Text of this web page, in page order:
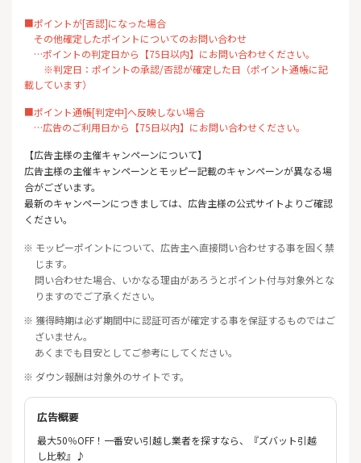
■ポイントが[否認]になった場合
その他確定したポイントについてのお問い合わせ
…ポイントの判定日から【75日以内】にお問い合わせください。
※判定日：ポイントの承認/否認が確定した日（ポイント通帳に記
載しています）
■ポイント通帳[判定中]へ反映しない場合
…広告のご利用日から【75日以内】にお問い合わせください。
【広告主様の主催キャンペーンについて】
広告主様の主催キャンペーンとモッピー記載のキャンペーンが異なる場
合がございます。
最新のキャンペーンにつきましては、広告主様の公式サイトよりご確認
ください。
※ モッピーポイントについて、広告主へ直接問い合わせする事を固く禁
じます。
問い合わせた場合、いかなる理由があろうとポイント付与対象外とな
りますのでご了承ください。
※ 獲得時期は必ず期間中に認証可否が確定する事を保証するものではご
ざいません。
あくまでも目安としてご参考にしてください。
※ ダウン報酬は対象外のサイトです。
広告概要
最大50％OFF！一番安い引越し業者を探すなら、『ズバット引越
し比較』♪